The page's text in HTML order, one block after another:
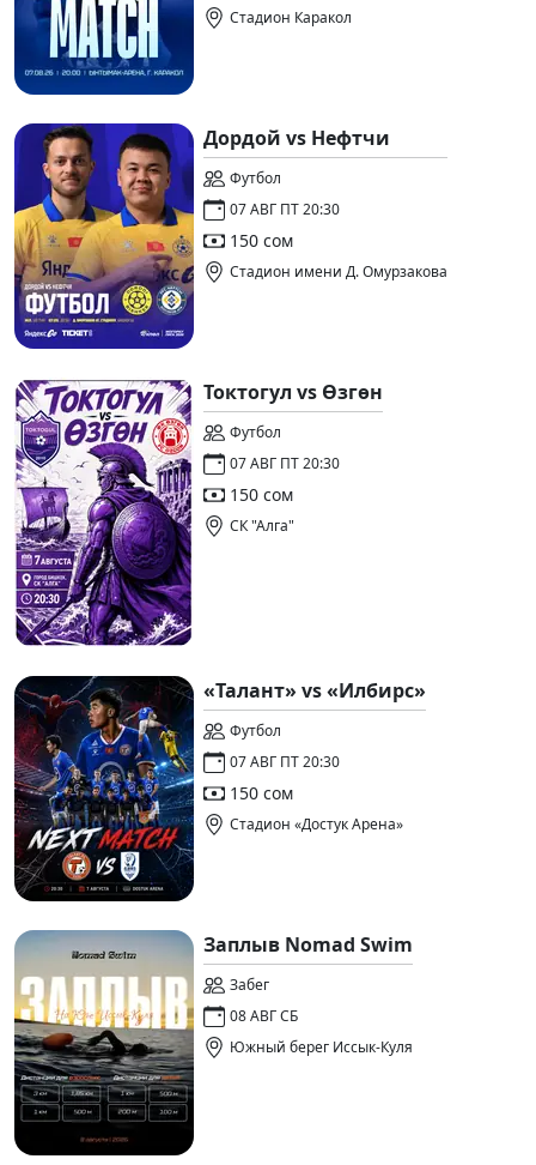
Стадион Каракол
Дордой vs Нефтчи
Футбол
07 АВГ ПТ 20:30
150 сом
Стадион имени Д. Омурзакова
Токтогул vs Өзгөн
Футбол
07 АВГ ПТ 20:30
150 сом
СК "Алга"
«Талант» vs «Илбирс»
Футбол
07 АВГ ПТ 20:30
150 сом
Стадион «Достук Арена»
Заплыв Nomad Swim
Забег
08 АВГ СБ
Южный берег Иссык-Куля